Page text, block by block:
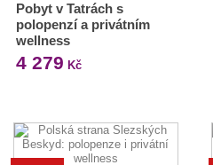
Pobyt v Tatrách s
polopenzí a privátním
wellness
4 279 Kč